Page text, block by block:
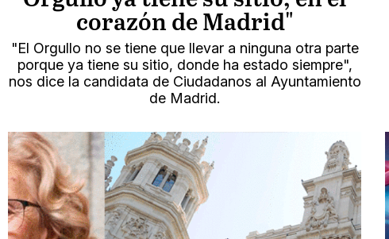
corazón de Madrid"
"El Orgullo no se tiene que llevar a ninguna otra parte
porque ya tiene su sitio, donde ha estado siempre",
nos dice la candidata de Ciudadanos al Ayuntamiento
de Madrid.